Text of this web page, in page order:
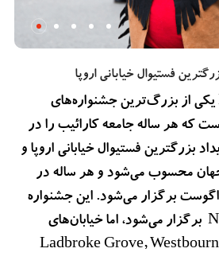
کارناوال Notting Hill یکی از بزرگ‌ترین جشنواره‌های
که هر ساله جامعه کارائیب را در
بزرگترین فستیوال خیابانی اروپا و
محسوب می‌شود و هر ساله در
برگزار می‌شود. این جشنواره
هرچند در Notting Hill برگزار می‌شود، اما خیابان‌های
Ladbroke Grove,